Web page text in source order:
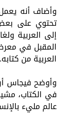
وأضاف أنه
تحتوي على بعض
إلى العربية
المقبل في
العربية من كتابه.
وأوضح فيجاس
في الكتاب،
عالم مليء